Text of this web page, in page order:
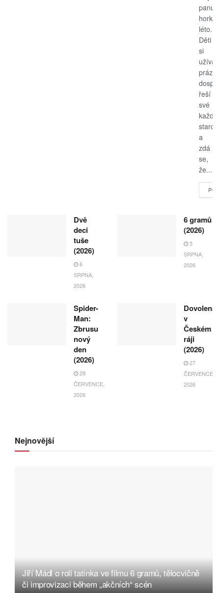
panuje
horké
léto.
Děti
si
užívají
řeší
své
a
zdá
se,
že...
Dvě
deci
tuše
(2026)
6
SRPNA,
2026
6 gramů
(2026)
5
SRPNA,
2026
Spider-
Man:
Zbrusu
nový
den
(2026)
29
ČERVENCE,
2026
Dovolená
v
Českém
ráji
(2026)
27
ČERVENCE,
2026
Nejnovější
Jiří Mádl o roli tatínka ve filmu 6 gramů, tělocvičně
či improvizaci během „akčních“ scén